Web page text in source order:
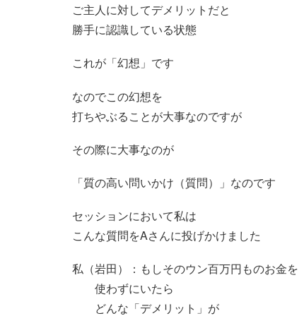
ご主人に対してデメリットだと
勝手に認識している状態
これが「幻想」です
なのでこの幻想を
打ちやぶることが大事なのですが
その際に大事なのが
「質の高い問いかけ（質問）」なのです
セッションにおいて私は
こんな質問をAさんに投げかけました
私（岩田）：もしそのウン百万円ものお金を
使わずにいたら
どんな「デメリット」が